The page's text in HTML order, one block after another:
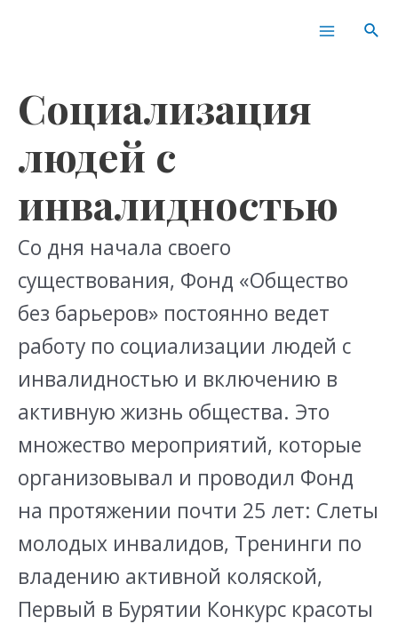
Main
Социализация
людей с
инвалидностью
Со дня начала своего
существования, Фонд «Общество
без барьеров» постоянно ведет
работу по социализации людей с
инвалидностью и включению в
активную жизнь общества. Это
множество мероприятий, которые
организовывал и проводил Фонд
на протяжении почти 25 лет: Слеты
молодых инвалидов, Тренинги по
владению активной коляской,
Первый в Бурятии Конкурс красоты